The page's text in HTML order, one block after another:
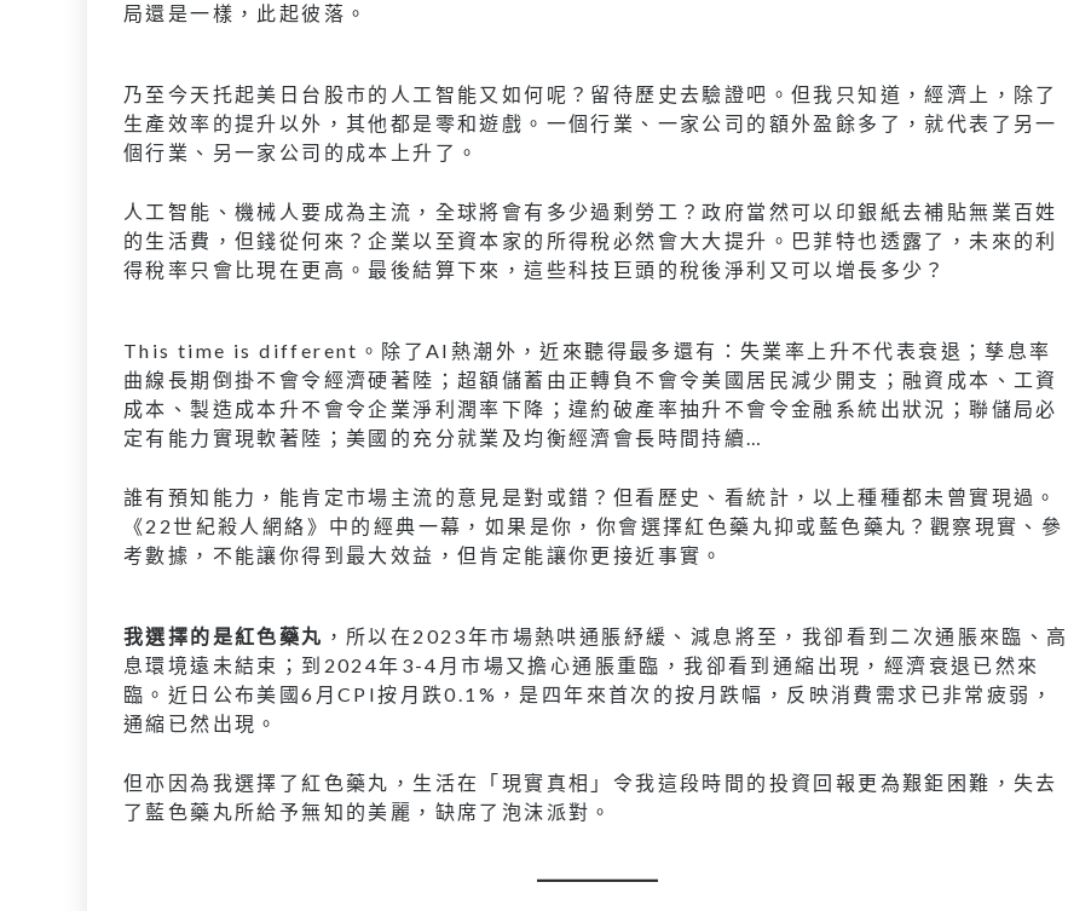
局還是一樣，此起彼落。
乃至今天托起美日台股市的人工智能又如何呢？留待歷史去驗證吧。但我只知道，經濟上，除了
生產效率的提升以外，其他都是零和遊戲。一個行業、一家公司的額外盈餘多了，就代表了另一
個行業、另一家公司的成本上升了。
人工智能、機械人要成為主流，全球將會有多少過剩勞工？政府當然可以印銀紙去補貼無業百姓
的生活費，但錢從何來？企業以至資本家的所得稅必然會大大提升。巴菲特也透露了，未來的利
得稅率只會比現在更高。最後結算下來，這些科技巨頭的稅後淨利又可以增長多少？
This time is different。除了AI熱潮外，近來聽得最多還有：失業率上升不代表衰退；孳息率
曲線長期倒掛不會令經濟硬著陸；超額儲蓄由正轉負不會令美國居民減少開支；融資成本、工資
成本、製造成本升不會令企業淨利潤率下降；違約破產率抽升不會令金融系統出狀況；聯儲局必
定有能力實現軟著陸；美國的充分就業及均衡經濟會長時間持續…
誰有預知能力，能肯定市場主流的意見是對或錯？但看歷史、看統計，以上種種都未曾實現過。
《22世紀殺人網絡》中的經典一幕，如果是你，你會選擇紅色藥丸抑或藍色藥丸？觀察現實、參
考數據，不能讓你得到最大效益，但肯定能讓你更接近事實。
我選擇的是紅色藥丸 ，所以在2023年市場熱哄通脹紓緩、減息將至，我卻看到二次通脹來臨、高
息環境遠未結束；到2024年3-4月市場又擔心通脹重臨，我卻看到通縮出現，經濟衰退已然來
臨。近日公布美國6月CPI按月跌0.1%，是四年來首次的按月跌幅，反映消費需求已非常疲弱，
通縮已然出現。
但亦因為我選擇了紅色藥丸，生活在「現實真相」令我這段時間的投資回報更為艱鉅困難，失去
了藍色藥丸所給予無知的美麗，缺席了泡沫派對。